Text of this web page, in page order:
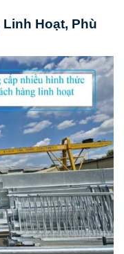
Hoạt, Phù